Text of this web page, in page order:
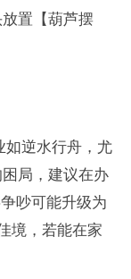
置【葫芦摆
如逆水行舟，尤
局，建议在办
吵可能升级为
境，若能在家